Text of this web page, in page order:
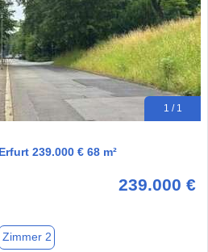
1 / 1
239.000 € 68 m²
239.000 €
Zimmer 2